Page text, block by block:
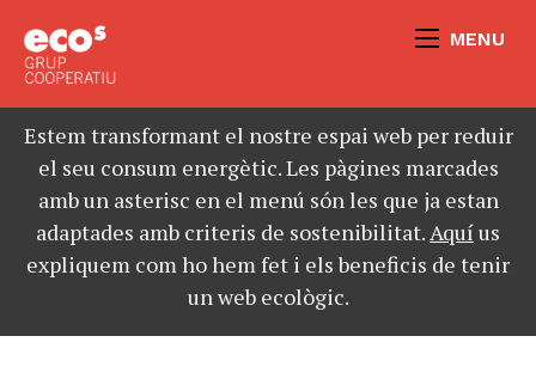
MENU
Estem transformant el nostre espai web per reduir
el seu consum energètic. Les pàgines marcades
amb un asterisc en el menú són les que ja estan
adaptades amb criteris de sostenibilitat.Aquíus
expliquem com ho hem fet i els beneficis de tenir
un web ecològic.